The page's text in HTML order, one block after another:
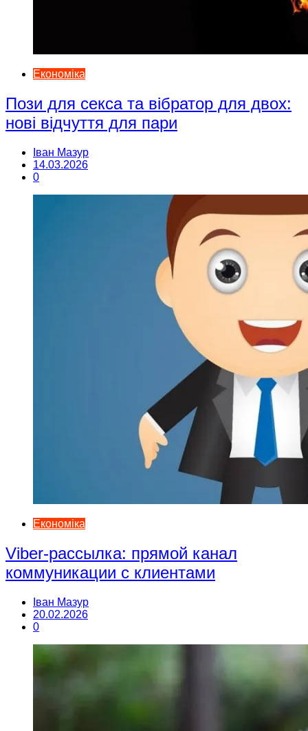
Економіка
Пози для секса та вібратор для двох:
нові відчуття для пари
Іван Мазур
14.03.2026
0
Економіка
Viber-рассылка: прямой канал
коммуникации с клиентами
Іван Мазур
20.02.2026
0